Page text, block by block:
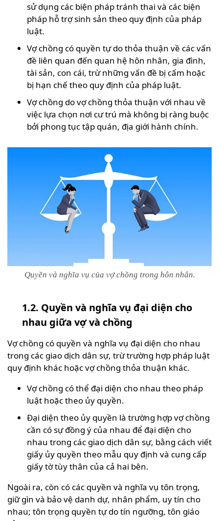
sử dụng các biện pháp tránh thai và các biện
pháp hỗ trợ sinh sản theo quy định của pháp
luật.
Vợ chồng có quyền tự do thỏa thuận về các vấn
đề liên quan đến quan hệ hôn nhân, gia đình,
tài sản, con cái, trừ những vấn đề bị cấm hoặc
bị hạn chế theo quy định của pháp luật.
Vợ chồng do vợ chồng thỏa thuận với nhau về
việc lựa chọn nơi cư trú mà không bị ràng buộc
bởi phong tục tập quán, địa giới hành chính.
Quyền và nghĩa vụ của vợ chồng trong hôn nhân.
1.2. Quyền và nghĩa vụ đại diện cho
nhau giữa vợ và chồng
Vợ chồng có quyền và nghĩa vụ đại diện cho nhau
trong các giao dịch dân sự, trừ trường hợp pháp luật
quy định khác hoặc vợ chồng thỏa thuận khác.
Vợ chồng có thể đại diện cho nhau theo pháp
luật hoặc theo ủy quyền.
Đại diện theo ủy quyền là trường hợp vợ chồng
cần có sự đồng ý của nhau để đại diện cho
nhau trong các giao dịch dân sự, bằng cách viết
giấy ủy quyền theo mẫu quy định và cung cấp
giấy tờ tùy thân của cả hai bên.
Ngoài ra, còn có các quyền và nghĩa vụ tôn trọng,
giữ gìn và bảo vệ danh dự, nhân phẩm, uy tín cho
nhau; tôn trọng quyền tự do tín ngưỡng, tôn giáo